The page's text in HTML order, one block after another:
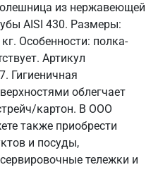
из нержавеющей
AISI 430. Размеры:
Особенности: полка-
Артикул
Гигиеничная
облегчает
картон. В ООО
также приобрести
и посуды,
тележки и